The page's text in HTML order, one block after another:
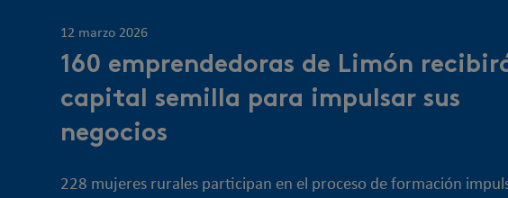
12 marzo 2026
160 emprendedoras de Limón
capital semilla para impulsar sus
negocios
228 mujeres rurales participan en el proceso de formación